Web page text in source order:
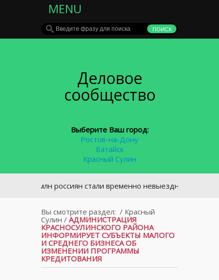
MENU
Деловое
сообщество
Выберите Ваш город:
Ростов-на-Дону
Батайск
Красный Сулин
1,6 млн россиян стали временно невыездными из-за долгов
Вы смотрите раздел: / Красный
Сулин / АДМИНИСТРАЦИЯ
КРАСНОСУЛИНСКОГО РАЙОНА
ИНФОРМИРУЕТ СУБЪЕКТЫ МАЛОГО
И СРЕДНЕГО БИЗНЕСА ОБ
ИЗМЕНЕНИИ ПРОГРАММЫ
КРЕДИТОВАНИЯ